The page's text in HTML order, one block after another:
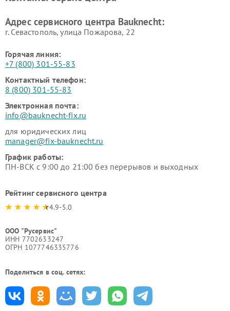
Адрес сервисного центра Bauknecht:
г. Севастополь, улица Пожарова, 22
Горячая линия:
+7 (800) 301-55-83
Контактный телефон:
8 (800) 301-55-83
Электронная почта:
info@bauknecht-fix.ru
для юридических лиц
manager@fix-bauknecht.ru
График работы:
ПН-ВСК с 9:00 до 21:00 без перерывов и выходных
Рейтинг сервисного центра
4.9-5.0
ООО "Русервис"
ИНН 7702633247
ОГРН 1077746335776
Поделиться в соц. сетях: